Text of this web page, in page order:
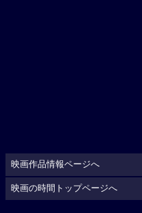
映画作品情報ページへ
映画の時間トップページへ